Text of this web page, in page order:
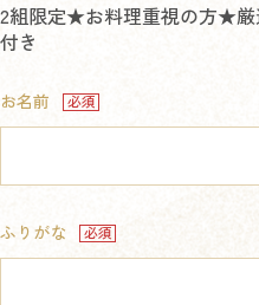
2組限定★お料理重視の方★厳
付き
お名前
ふりがな